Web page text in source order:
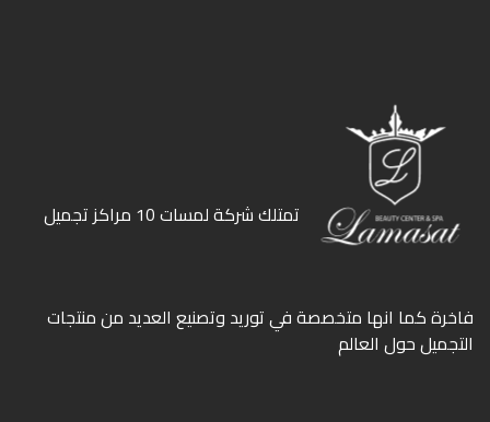
ﺗﻤﺘﻠﻚ ﺷﺮﻛﺔ ﻟﻤﺴﺎت 10 ﻣﺮاﻛﺰ ﺗﺠﻤﻴﻞ
ﻓﺎﺧﺮة كما انها ﻣﺘﺨﺼﺼﺔ ﻓﻲ ﺗﻮرﻳﺪ وﺗﺼﻨﻴﻊ اﻟﻌﺪﻳﺪ ﻣﻦ ﻣﻨﺘﺠﺎت
اﻟﺘﺠﻤﻴﻞ ﺣﻮل اﻟﻌﺎﻟﻢ